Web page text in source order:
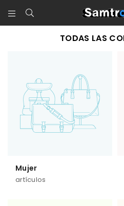
TODAS LAS
Mujer
artículos